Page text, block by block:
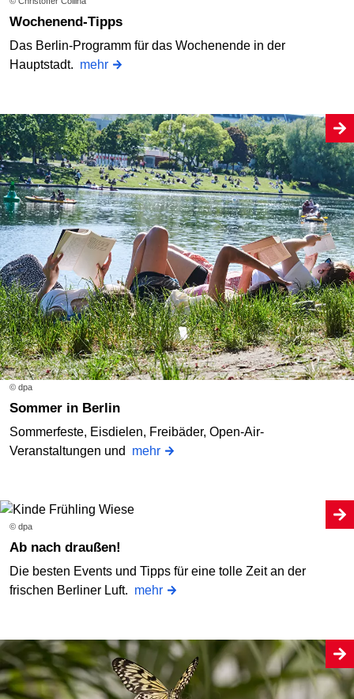
Wochenend-Tipps
Das Berlin-Programm für das Wochenende in der
Hauptstadt. mehr
© dpa
Sommer in Berlin
Sommerfeste, Eisdielen, Freibäder, Open-Air-
Veranstaltungen und mehr
© dpa
Ab nach draußen!
Die besten Events und Tipps für eine tolle Zeit an der
frischen Berliner Luft. mehr